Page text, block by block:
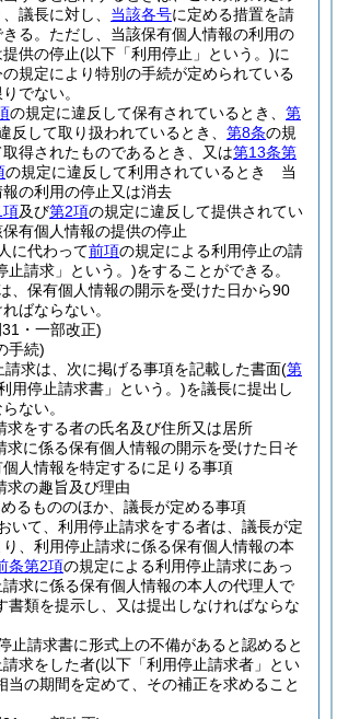
議長に対し、 当該各号に定める措置を請
る。 ただし、当該保有個人情報の利用の
供の停止(以下「利用停止」という。)に
規定により特別の手続が定められている
でない。
の規定に違反して保有されているとき、 第
反して取り扱われているとき、 第8条の規
得されたものであるとき、又は第13条第
の規定に違反して利用されているとき 当
の利用の停止又は消去
項及び第2項の規定に違反して提供されてい
有個人情報の提供の停止
に代わって前項の規定による利用停止の請
止請求」という。)をすることができる。
、保有個人情報の開示を受けた日から90
ばならない。
・一部改正)
手続)
請求は、次に掲げる事項を記載した書面(第
用停止請求書」という。)を議長に提出し
ない。
求をする者の氏名及び住所又は居所
求に係る保有個人情報の開示を受けた日そ
人情報を特定するに足りる事項
求の趣旨及び理由
るもののほか、議長が定める事項
いて、利用停止請求をする者は、議長が定
、利用停止請求に係る保有個人情報の本
条第2項の規定による利用停止請求にあっ
求に係る保有個人情報の本人の代理人で
書類を提示し、又は提出しなければならな
止請求書に形式上の不備があると認めると
求をした者(以下「利用停止請求者」とい
当の期間を定めて、その補正を求めること